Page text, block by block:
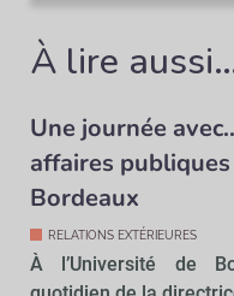
À lire
Une journée
affaires
Bordeaux
RELATIONS EXTÉRIEURES
À l’Université de